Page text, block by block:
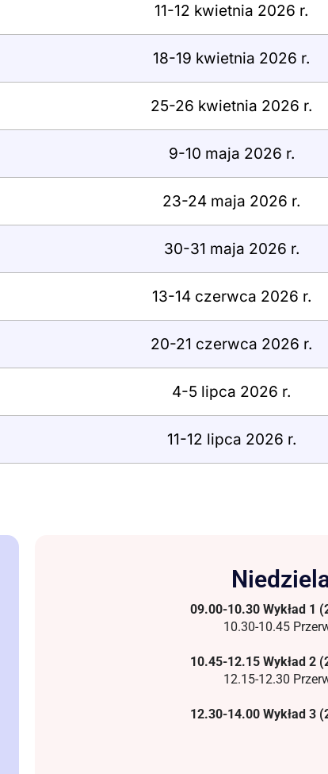
11-12 kwietnia 2026 r.
18-19 kwietnia 2026 r.
25-26 kwietnia 2026 r.
9-10 maja 2026 r.
23-24 maja 2026 r.
30-31 maja 2026 r.
13-14 czerwca 2026 r.
20-21 czerwca 2026 r.
4-5 lipca 2026 r.
11-12 lipca 2026 r.
09.00-10.30 Wykład 1
10.30-10.45
10.45-12.15 Wykład 2
12.15-12.30
12.30-14.00 Wykład 3